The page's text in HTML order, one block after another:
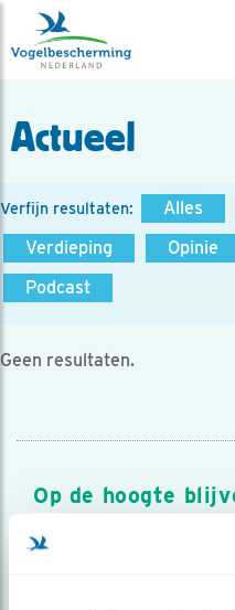
Actueel
Verfijn resultaten: Alles
Verdieping
Opinie
Podcast
Geen resultaten.
Op de hoogte
Meld je aan en ontvang
over vogels en activiteiten